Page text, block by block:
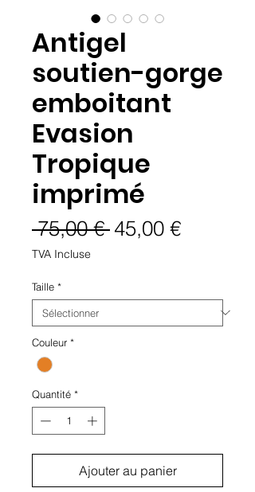
Antigel
soutien-gorge
emboitant
Evasion
Tropique
imprimé
75,00 € Prix
45,00 €Prix
TVA Incluse
Taille *
Couleur *
Quantité *
Ajouter au panier